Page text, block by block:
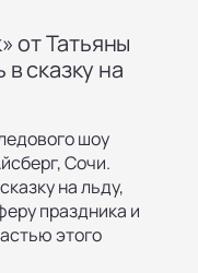
от Татьяны
сказку на
шоу
Сочи.
на льду,
праздника и
этого